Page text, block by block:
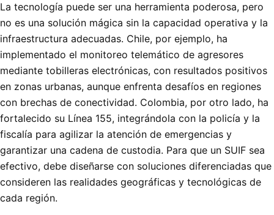
La tecnología puede ser una herramienta poderosa, pero
no es una solución mágica sin la capacidad operativa y la
infraestructura adecuadas. Chile, por ejemplo, ha
implementado el monitoreo telemático de agresores
mediante tobilleras electrónicas, con resultados positivos
en zonas urbanas, aunque enfrenta desafíos en regiones
con brechas de conectividad. Colombia, por otro lado, ha
fortalecido su Línea 155, integrándola con la policía y la
fiscalía para agilizar la atención de emergencias y
garantizar una cadena de custodia. Para que un SUIF sea
efectivo, debe diseñarse con soluciones diferenciadas que
consideren las realidades geográficas y tecnológicas de
cada región.